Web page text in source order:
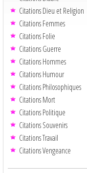
Citations Dieu et Religion
Citations Femmes
Citations Folie
Citations Guerre
Citations Hommes
Citations Humour
Citations Philosophiques
Citations Mort
Citations Politique
Citations Souvenirs
Citations Travail
Citations Vengeance